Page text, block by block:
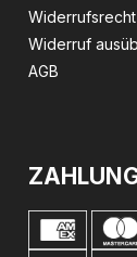
Widerrufsrecht
Widerruf
AGB